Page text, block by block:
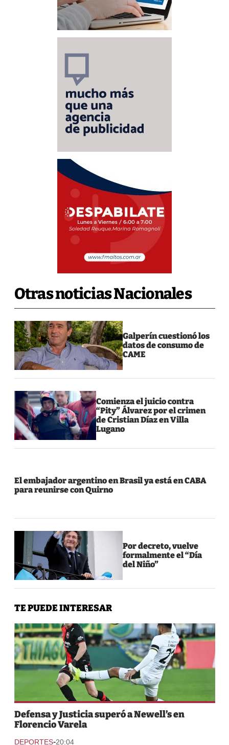
Otras noticias Nacionales
Galperín cuestionó los
datos de consumo de
CAME
Comienza el juicio contra
“Pity” Álvarez por el crimen
de Cristian Díaz en Villa
Lugano
El embajador argentino en Brasil ya está en CABA
para reunirse con Quirno
Por decreto, vuelve
formalmente el “Día
del Niño”
TE PUEDE INTERESAR
Defensa y Justicia superó a Newell’s en
Florencio Varela
DEPORTES-20:04